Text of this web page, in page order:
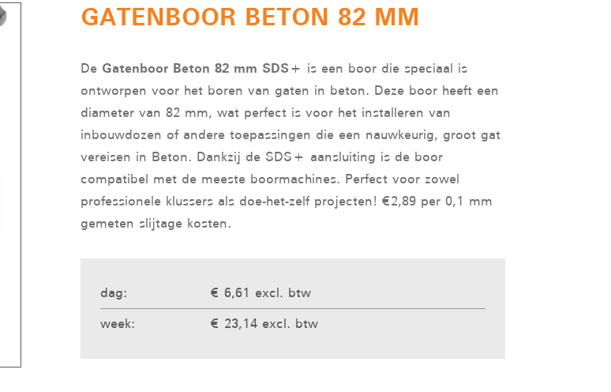
GATENBOOR BETON 82 MM
De Gatenboor Beton 82 mm SDS+ is een boor die speciaal is
ontworpen voor het boren van gaten in beton. Deze boor heeft een
diameter van 82 mm, wat perfect is voor het installeren van
inbouwdozen of andere toepassingen die een nauwkeurig, groot gat
vereisen in Beton. Dankzij de SDS+ aansluiting is de boor
compatibel met de meeste boormachines. Perfect voor zowel
professionele klussers als doe-het-zelf projecten! €2,89 per 0,1 mm
gemeten slijtage kosten.
dag:
€ 6,61 excl. btw
week:
€ 23,14 excl. btw